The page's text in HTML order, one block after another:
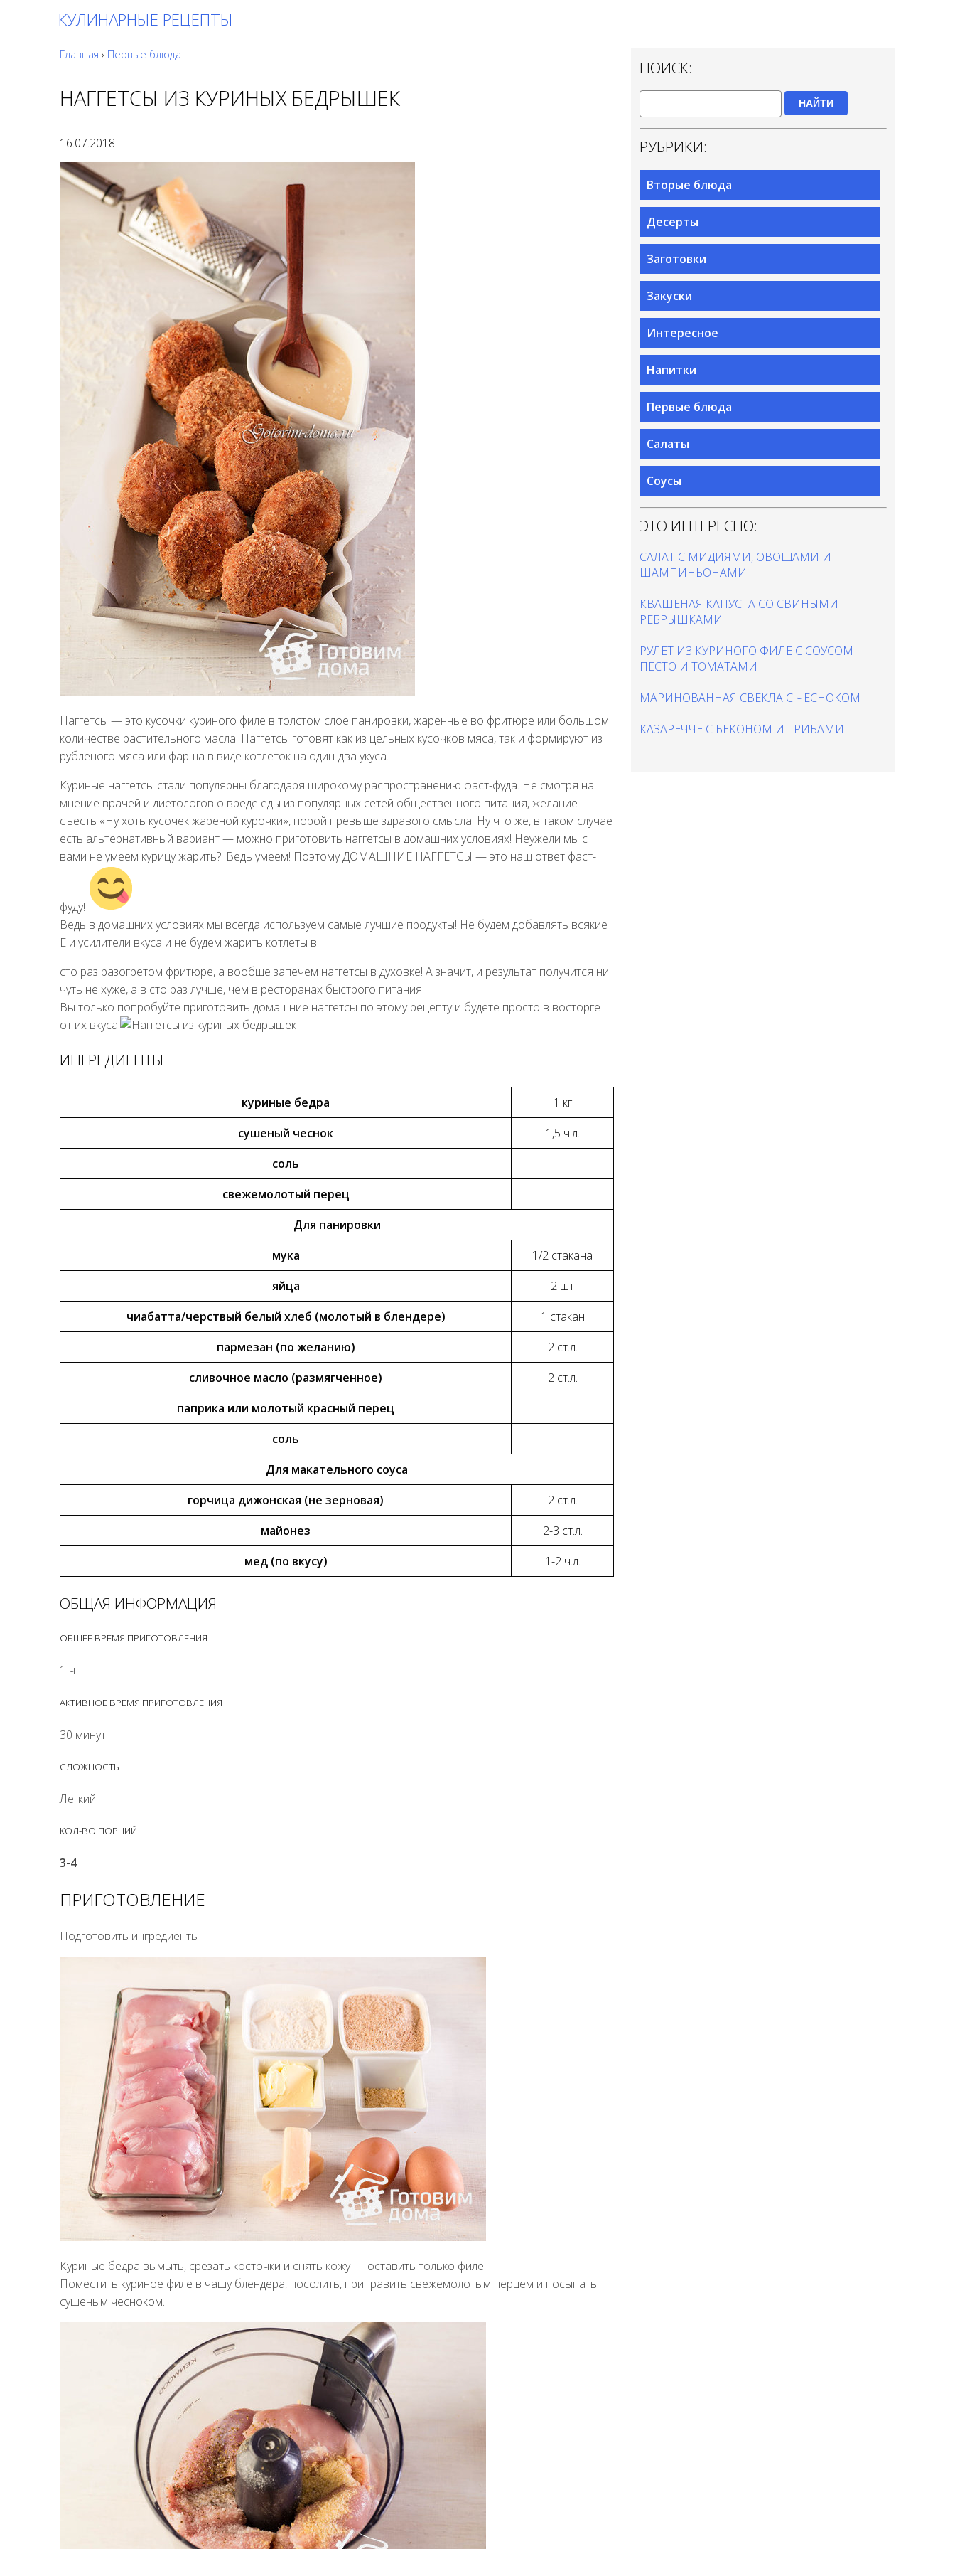
КУЛИНАРНЫЕ РЕЦЕПТЫ
Главная › Первые блюда
НАГГЕТСЫ ИЗ КУРИНЫХ БЕДРЫШЕК
16.07.2018
Наггетсы — это кусочки куриного филе в толстом слое панировки, жаренные во фритюре или большом
количестве растительного масла. Наггетсы готовят как из цельных кусочков мяса, так и формируют из
рубленого мяса или фарша в виде котлеток на один-два укуса.
Куриные наггетсы стали популярны благодаря широкому распространению фаст-фуда. Не смотря на
мнение врачей и диетологов о вреде еды из популярных сетей общественного питания, желание
съесть «Ну хоть кусочек жареной курочки», порой превыше здравого смысла. Ну что же, в таком случае
есть альтернативный вариант — можно приготовить наггетсы в домашних условиях! Неужели мы с
вами не умеем курицу жарить?! Ведь умеем! Поэтому ДОМАШНИЕ НАГГЕТСЫ — это наш ответ фаст-
фуду!
Ведь в домашних условиях мы всегда используем самые лучшие продукты! Не будем добавлять всякие
Е и усилители вкуса и не будем жарить котлеты в
сто раз разогретом фритюре, а вообще запечем наггетсы в духовке! А значит, и результат получится ни
чуть не хуже, а в сто раз лучше, чем в ресторанах быстрого питания!
Вы только попробуйте приготовить домашние наггетсы по этому рецепту и будете просто в восторге
от их вкуса!
ИНГРЕДИЕНТЫ
куриные бедра
1 кг
сушеный чеснок
1,5 ч.л.
соль
свежемолотый перец
Для панировки
мука
1/2 стакана
яйца
2 шт
чиабатта/черствый белый хлеб (молотый в блендере)
1 стакан
пармезан (по желанию)
2 ст.л.
сливочное масло (размягченное)
2 ст.л.
паприка или молотый красный перец
соль
Для макательного соуса
горчица дижонская (не зерновая)
2 ст.л.
майонез
2-3 ст.л.
мед (по вкусу)
1-2 ч.л.
ОБЩАЯ ИНФОРМАЦИЯ
ОБЩЕЕ ВРЕМЯ ПРИГОТОВЛЕНИЯ
1 ч
АКТИВНОЕ ВРЕМЯ ПРИГОТОВЛЕНИЯ
30 минут
СЛОЖНОСТЬ
Легкий
КОЛ-ВО ПОРЦИЙ
3-4
ПРИГОТОВЛЕНИЕ
Подготовить ингредиенты.
Куриные бедра вымыть, срезать косточки и снять кожу — оставить только филе.
Поместить куриное филе в чашу блендера, посолить, приправить свежемолотым перцем и посыпать
сушеным чесноком.
ПОИСК:
НАЙТИ
РУБРИКИ:
Вторые блюда
Десерты
Заготовки
Закуски
Интересное
Напитки
Первые блюда
Салаты
Соусы
ЭТО ИНТЕРЕСНО:
САЛАТ С МИДИЯМИ, ОВОЩАМИ И
ШАМПИНЬОНАМИ
КВАШЕНАЯ КАПУСТА СО СВИНЫМИ
РЕБРЫШКАМИ
РУЛЕТ ИЗ КУРИНОГО ФИЛЕ С СОУСОМ
ПЕСТО И ТОМАТАМИ
МАРИНОВАННАЯ СВЕКЛА С ЧЕСНОКОМ
КАЗАРЕЧЧЕ С БЕКОНОМ И ГРИБАМИ